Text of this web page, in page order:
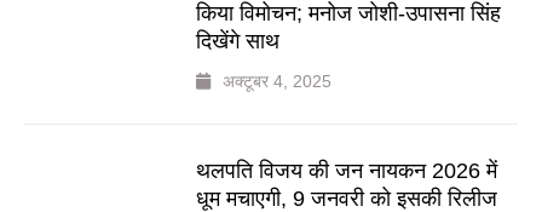
किया विमोचन; मनोज जोशी-उपासना सिंह
दिखेंगे साथ
अक्टूबर 4, 2025
थलपति विजय की जन नायकन 2026 में
धूम मचाएगी, 9 जनवरी को इसकी रिलीज